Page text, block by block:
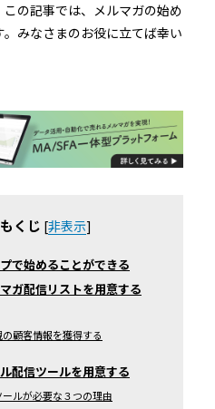
の記事では、メルマガの始め
みなさまのお役に立てば幸い
くじ [非表示]
で始めることができる
ガ配信リストを用意する
顧客情報を獲得する
配信ツールを用意する
ルが必要な３つの理由